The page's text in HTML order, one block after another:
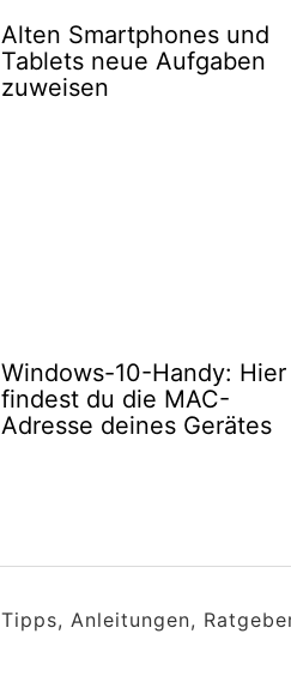
Alten Smartphones und
Tablets neue Aufgaben
zuweisen
Windows-10-Handy: Hier
findest du die MAC-
Adresse deines Gerätes
Tipps, Anleitungen,